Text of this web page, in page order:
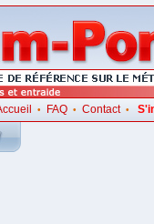
• FAQ• Contact•